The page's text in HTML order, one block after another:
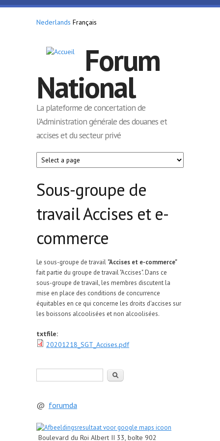
Aller au contenu principal
Nederlands Français
Forum
National
La plateforme de concertation de
l'Administration générale des douanes et
accises et du secteur privé
Sous-groupe de
travail Accises et e-
commerce
Le sous-groupe de travail "Accises et e-commerce"
fait partie du groupe de travail "Accises". Dans ce
sous-groupe de travail, les membres discutent la
mise en place des conditions de concurrence
équitables en ce qui concerne les droits d'accises sur
les boissons alcoolisées et non alcoolisées.
txtfile:
20201218_SGT_Accises.pdf
@ forumda
Boulevard du Roi Albert II 33, boîte 902